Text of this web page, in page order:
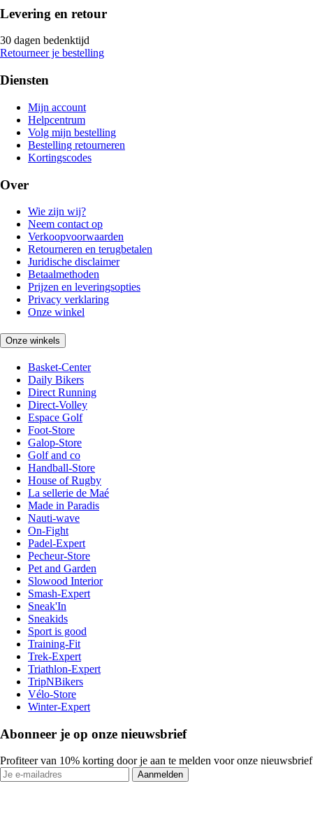
Levering en retour
30 dagen bedenktijd
Retourneer je bestelling
Diensten
Mijn account
Helpcentrum
Volg mijn bestelling
Bestelling retourneren
Kortingscodes
Over
Wie zijn wij?
Neem contact op
Verkoopvoorwaarden
Retourneren en terugbetalen
Juridische disclaimer
Betaalmethoden
Prijzen en leveringsopties
Privacy verklaring
Onze winkel
Onze winkels
Basket-Center
Daily Bikers
Direct Running
Direct-Volley
Espace Golf
Foot-Store
Galop-Store
Golf and co
Handball-Store
House of Rugby
La sellerie de Maé
Made in Paradis
Nauti-wave
On-Fight
Padel-Expert
Pecheur-Store
Pet and Garden
Slowood Interior
Smash-Expert
Sneak'In
Sneakids
Sport is good
Training-Fit
Trek-Expert
Triathlon-Expert
TripNBikers
Vélo-Store
Winter-Expert
Abonneer je op onze nieuwsbrief
Profiteer van 10% korting door je aan te melden voor onze nieuwsbrief
Aanmelden